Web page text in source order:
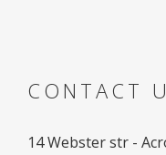
CONTACT
14 Webster str -